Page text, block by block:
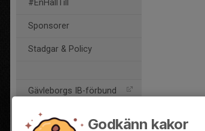
#EnHallTill
Sponsorer
Stadgar & Policy
Gävleborgs IB-förbund
SIU-utvecklingsmodell
Godkänn kakor